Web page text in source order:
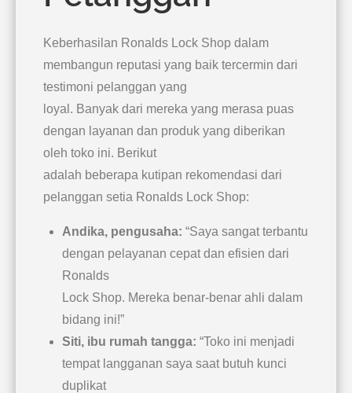
Keberhasilan Ronalds Lock Shop dalam
membangun reputasi yang baik tercermin dari
testimoni pelanggan yang
loyal. Banyak dari mereka yang merasa puas
dengan layanan dan produk yang diberikan
oleh toko ini. Berikut
adalah beberapa kutipan rekomendasi dari
pelanggan setia Ronalds Lock Shop:
Andika, pengusaha: “Saya sangat terbantu
dengan pelayanan cepat dan efisien dari
Ronalds
Lock Shop. Mereka benar-benar ahli dalam
bidang ini!”
Siti, ibu rumah tangga: “Toko ini menjadi
tempat langganan saya saat butuh kunci
duplikat